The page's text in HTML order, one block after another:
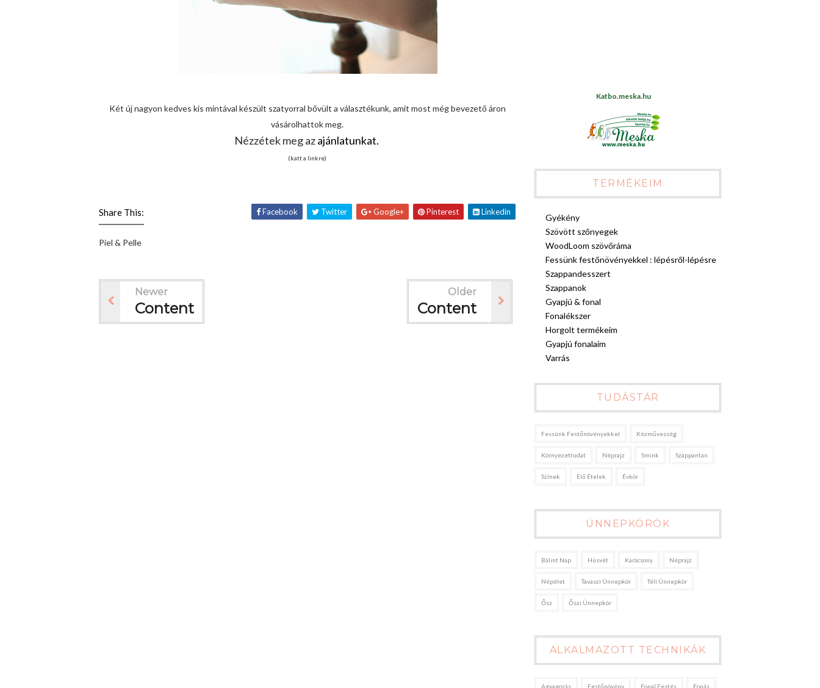
Két új nagyon kedves kis mintával készült szatyorral bővült a választékunk, amit most még bevezető áron
vásárolhattok meg.
Nézzétek meg azajánlatunkat.
(katt a linkre)
Share This: Facebook Twitter Google+ Pinterest Linkedin
Piel & Pelle
Newer
Content
Older
Content
Katbo.meska.hu
TERMÉKEIM
Gyékény
Szövött szőnyegek
WoodLoom szövőráma
Fessünk festőnövényekkel : lépésről-lépésre
Szappandesszert
Szappanok
Gyapjú & fonal
Fonalékszer
Horgolt termékeim
Gyapjú fonalaim
Varrás
TUDÁSTÁR
Fessünk Festőnövényekkel Kézművesség
Környezettudat Néprajz Smink Szappantan
Színek Élő Ételek Évkör
ÜNNEPKÖRÖK
Bálint Nap Húsvét Karácsony Néprajz
Népélet Tavaszi Ünnepkör Téli Ünnepkör
Ősz Őszi Ünnepkör
ALKALMAZOTT TECHNIKÁK
Agyagozás Festőnövény Fonal Festés Fonás